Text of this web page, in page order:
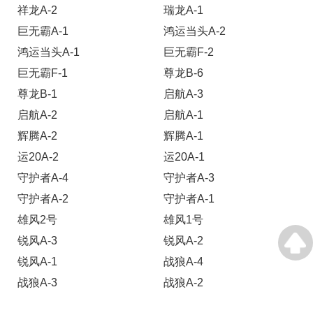
祥龙A-2
瑞龙A-1
巨无霸A-1
鸿运当头A-2
鸿运当头A-1
巨无霸F-2
巨无霸F-1
尊龙B-6
尊龙B-1
启航A-3
启航A-2
启航A-1
辉腾A-2
辉腾A-1
运20A-2
运20A-1
守护者A-4
守护者A-3
守护者A-2
守护者A-1
雄风2号
雄风1号
锐风A-3
锐风A-2
锐风A-1
战狼A-4
战狼A-3
战狼A-2